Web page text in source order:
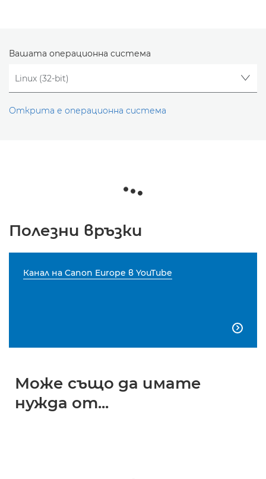
Вашата операционна система
Открита е операционна система
Полезни връзки
Канал на Canon Europe в YouTube

Може също да имате
нужда от...